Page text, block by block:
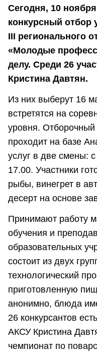
Сегодня, 10
конкурсный отбор
III регионального
«Молодые
делу. Среди 26
Кристина Давтян.
Из них выберут 16
встретятся на
уровня.
проходит на базе
услуг в две смены:
17.00. Участники
рыбы, винегрет в
десерт на основе
Принимают работу
обучения и
образовательных
состоит из двух
технологический
приготовленную
анонимно, блюда
26 конкурсантов
АКСУ Кристина
чемпионат по